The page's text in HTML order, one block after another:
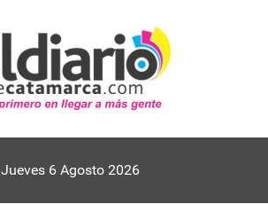
Jueves 6 Agosto 2026